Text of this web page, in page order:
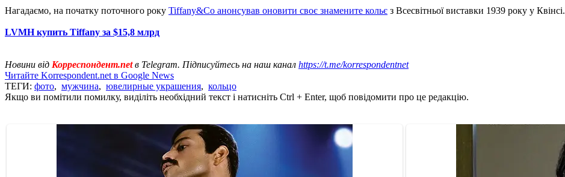
Нагадаємо, на початку поточного року Tiffany&Co анонсував оновити своє знамените кольє з Всесвітньої виставки 1939 року у Квінсі.
LVMH купить Tiffany за $15,8 млрд
Новини від Корреспондент.netв Telegram. Підписуйтесь на наш канал https://t.me/korrespondentnet
Читайте Korrespondent.net в Google News
ТЕГИ: фото, мужчина, ювелирные украшения, кольцо
Якщо ви помітили помилку, виділіть необхідний текст і натисніть Ctrl + Enter, щоб повідомити про це редакцію.